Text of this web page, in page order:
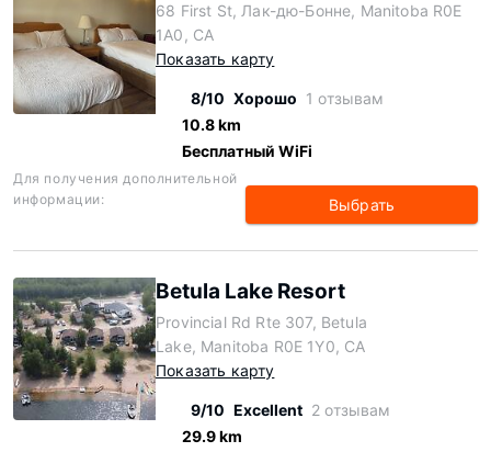
68 First St, Лак-дю-Бонне, Manitoba R0E
1A0, CA
Показать карту
8/10 Хорошо 1 отзывам
10.8 km
Бесплатный WiFi
Для получения дополнительной
информации:
Выбрать
Betula Lake Resort
Provincial Rd Rte 307, Betula
Lake, Manitoba R0E 1Y0, CA
Показать карту
9/10 Excellent 2 отзывам
29.9 km